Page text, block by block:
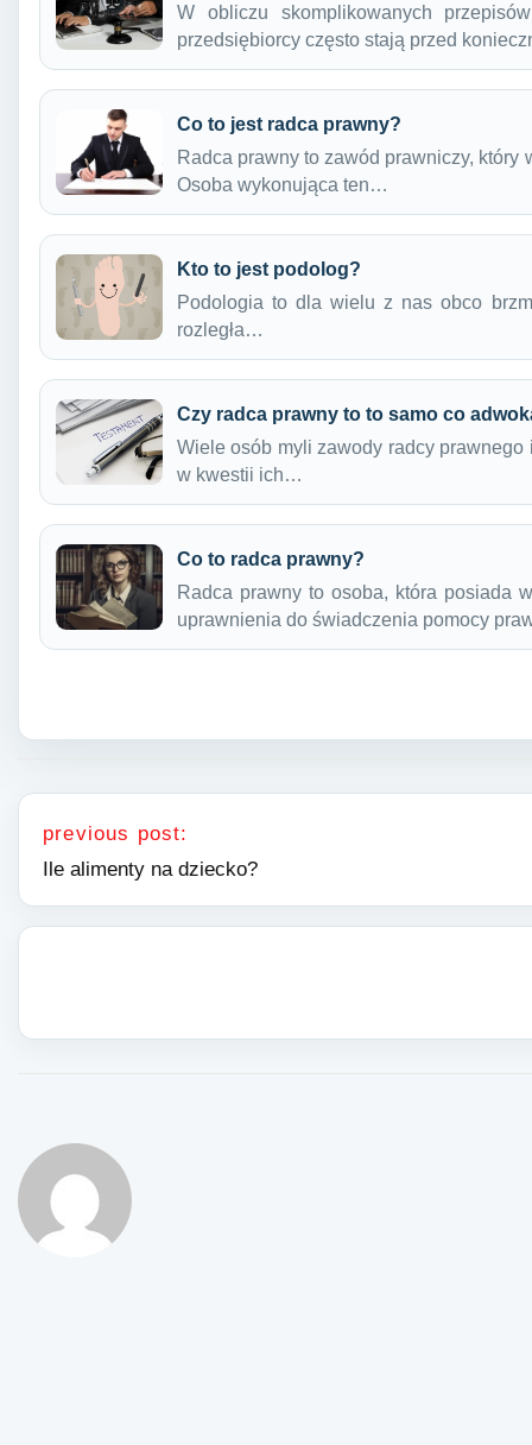
W obliczu skomplikowanych
przedsiębiorcy często stają przed
Co to jest radca prawny?
Radca prawny to zawód prawniczy,
Osoba wykonująca ten…
Kto to jest podolog?
Podologia to dla wielu z nas obco
rozległa…
Czy radca prawny to to samo co
Wiele osób myli zawody radcy
w kwestii ich…
Co to radca prawny?
Radca prawny to osoba, która posiada
uprawnienia do świadczenia pomocy
Nawigacja wpisu
previous post:
Ile alimenty na dziecko?